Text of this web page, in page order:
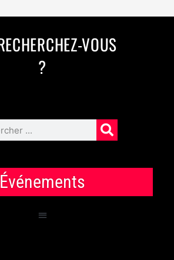
VOUS
?
Événements